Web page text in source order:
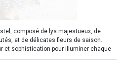
composé de lys majestueux, de
et de délicates fleurs de saison.
et sophistication pour illuminer chaque
inoubliable.